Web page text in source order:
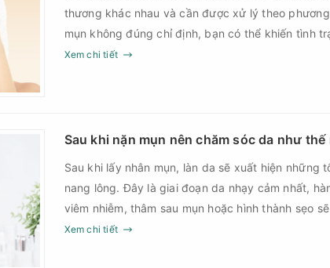
thương khác nhau và cần được xử lý theo
mụn không đúng chỉ định, bạn có thể khiến tình
nguy cơ nhiễm trùng, để lại thâm hoặc sẹo khó
Xem chi tiết
Sau khi nặn mụn nên chăm sóc da như thế
Sau khi lấy nhân mụn, làn da sẽ xuất hiện
nang lông. Đây là giai đoạn da nhạy cảm nhất,
viêm nhiễm, thâm sau mụn hoặc hình thành sẹo
Chính vì vậy, việc chăm sóc da sau nặn mụn
Xem chi tiết